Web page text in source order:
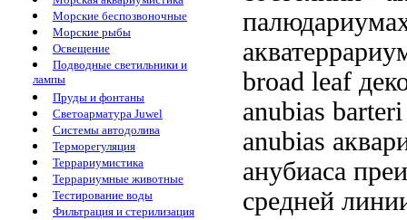
Морские беспозвоночные
Морские рыбы
Освещение
Подводные светильники и
лампы
Пруды и фонтаны
Светоарматура Juwel
Системы автодолива
Терморегуляция
Террариумистика
Террариумные животные
Тестирование воды
Фильтрация и стерилизация
broad leaf
anubias barteri
anubias
анубиаса
средней